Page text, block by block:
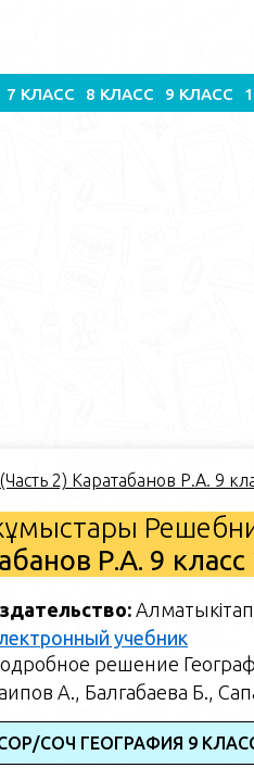
7 КЛАСС 8 КЛАСС 9 КЛАСС
2) Каратабанов Р.А. 9
Р.А. 9
Алматыкітап
учебник
решение
А., Балгабаева Б.,
СОЧ ГЕОГРАФИЯ 9